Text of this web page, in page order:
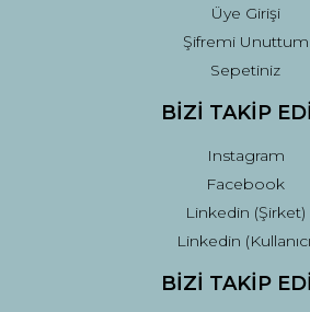
Üye Girişi
Şifremi Unuttum
Sepetiniz
BİZİ TAKİP
Instagram
Facebook
Linkedin (Şirket)
Linkedin
BİZİ TAKİP